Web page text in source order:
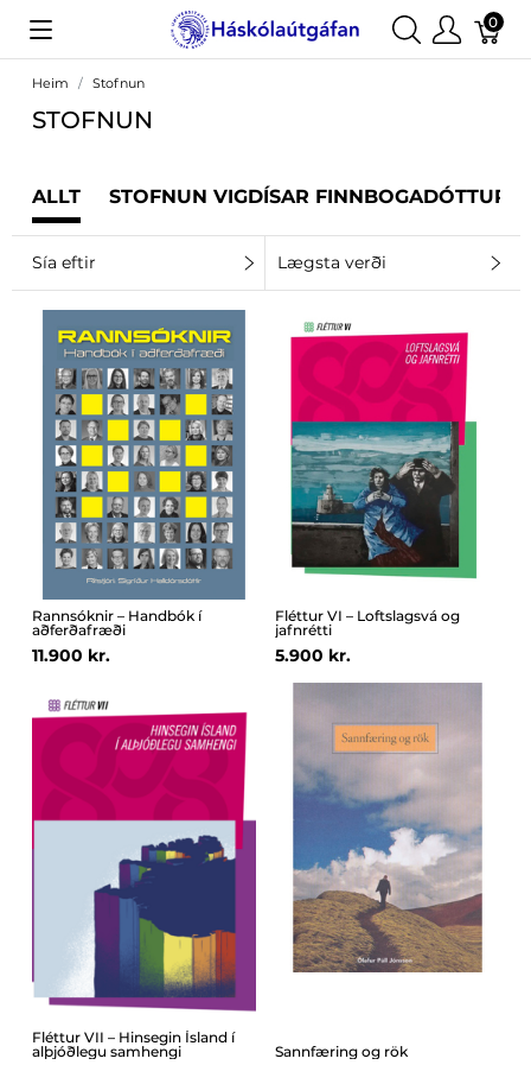
0
Heim Stofnun
STOFNUN
ALLT STOFNUN VIGDÍSAR FINNBOGADÓTTUR
Sía eftir Lægsta verði
Rannsóknir – Handbók í
aðferðafræði
11.900 kr.
Fléttur VI – Loftslagsvá og
jafnrétti
5.900 kr.
Fléttur VII – Hinsegin Ísland í
alþjóðlegu samhengi
Sannfæring og rök